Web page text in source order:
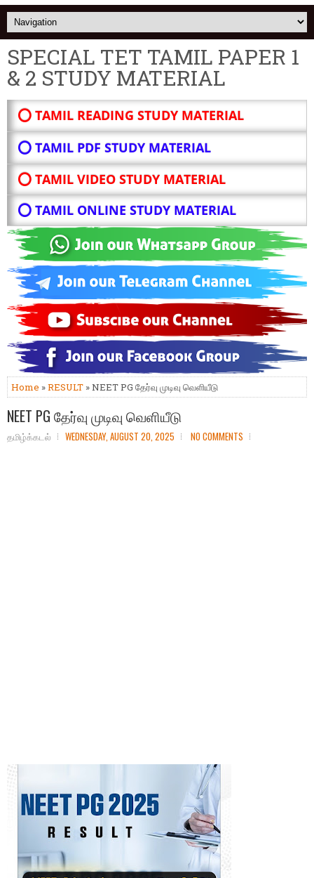
SPECIAL TET TAMIL PAPER 1
& 2 STUDY MATERIAL
⭕ TAMIL READING STUDY MATERIAL
⭕ TAMIL PDF STUDY MATERIAL
⭕ TAMIL VIDEO STUDY MATERIAL
⭕ TAMIL ONLINE STUDY MATERIAL
Home »RESULT » NEET PG தேர்வு முடிவு வெளியீடு
NEET PG தேர்வு முடிவு வெளியீடு
தமிழ்க்கடல் WEDNESDAY, AUGUST 20, 2025 NO COMMENTS